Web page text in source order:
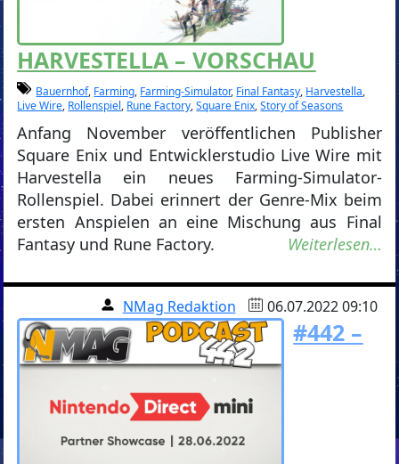
HARVESTELLA – VORSCHAU
Bauernhof, Farming, Farming-Simulator, Final Fantasy, Harvestella,
Live Wire, Rollenspiel, Rune Factory,Square Enix,Story of Seasons
Anfang November veröffentlichen Publisher
Square Enix und Entwicklerstudio Live Wire mit
Harvestella ein neues Farming-Simulator-
Rollenspiel. Dabei erinnert der Genre-Mix beim
ersten Anspielen an eine Mischung aus Final
Fantasy und Rune Factory.
Weiterlesen…
NMag Redaktion 06.07.2022 09:10
#442 –